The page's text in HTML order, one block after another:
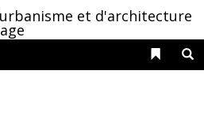
et d'architecture
Liens